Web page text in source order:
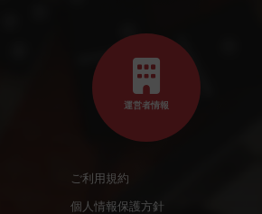
運営者情報
ご利用規約
個人情報保護方針